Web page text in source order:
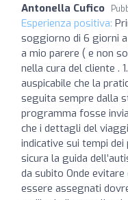
Antonella Cufico
Esperienza positiva:
soggiorno di 6 giorni
a mio parere ( e non
nella cura del cliente .
auspicabile che la
seguita sempre dalla
programma fosse
che i dettagli del
indicative sui tempi
sicura la guida
da subito Onde
essere assegnati